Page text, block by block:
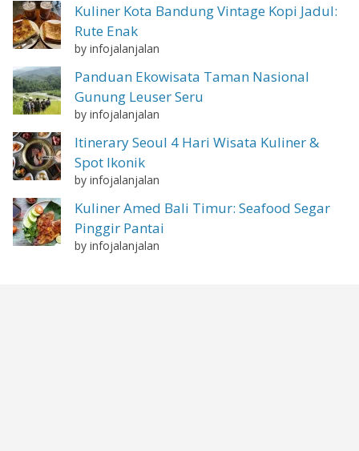
Kuliner Kota Bandung Vintage Kopi Jadul:
Rute Enak
by infojalanjalan
Panduan Ekowisata Taman Nasional
Gunung Leuser Seru
by infojalanjalan
Itinerary Seoul 4 Hari Wisata Kuliner &
Spot Ikonik
by infojalanjalan
Kuliner Amed Bali Timur: Seafood Segar
Pinggir Pantai
by infojalanjalan